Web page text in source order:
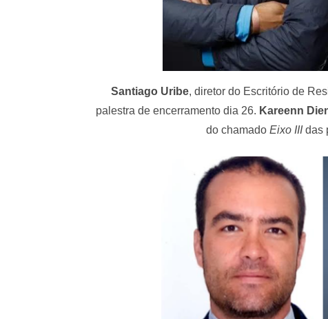
Santiago Uribe, diretor do Escritório de
palestra de encerramento dia 26. Kareenn
do chamado Eixo IIIdas